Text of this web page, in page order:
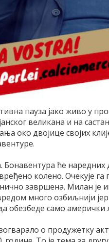
пауза јако живо у
великана и на
око двојице својих
ће наредних
колено. Очекује
завршена. Милан је
много озбиљнији
обезбеде само амерички
о продужетку